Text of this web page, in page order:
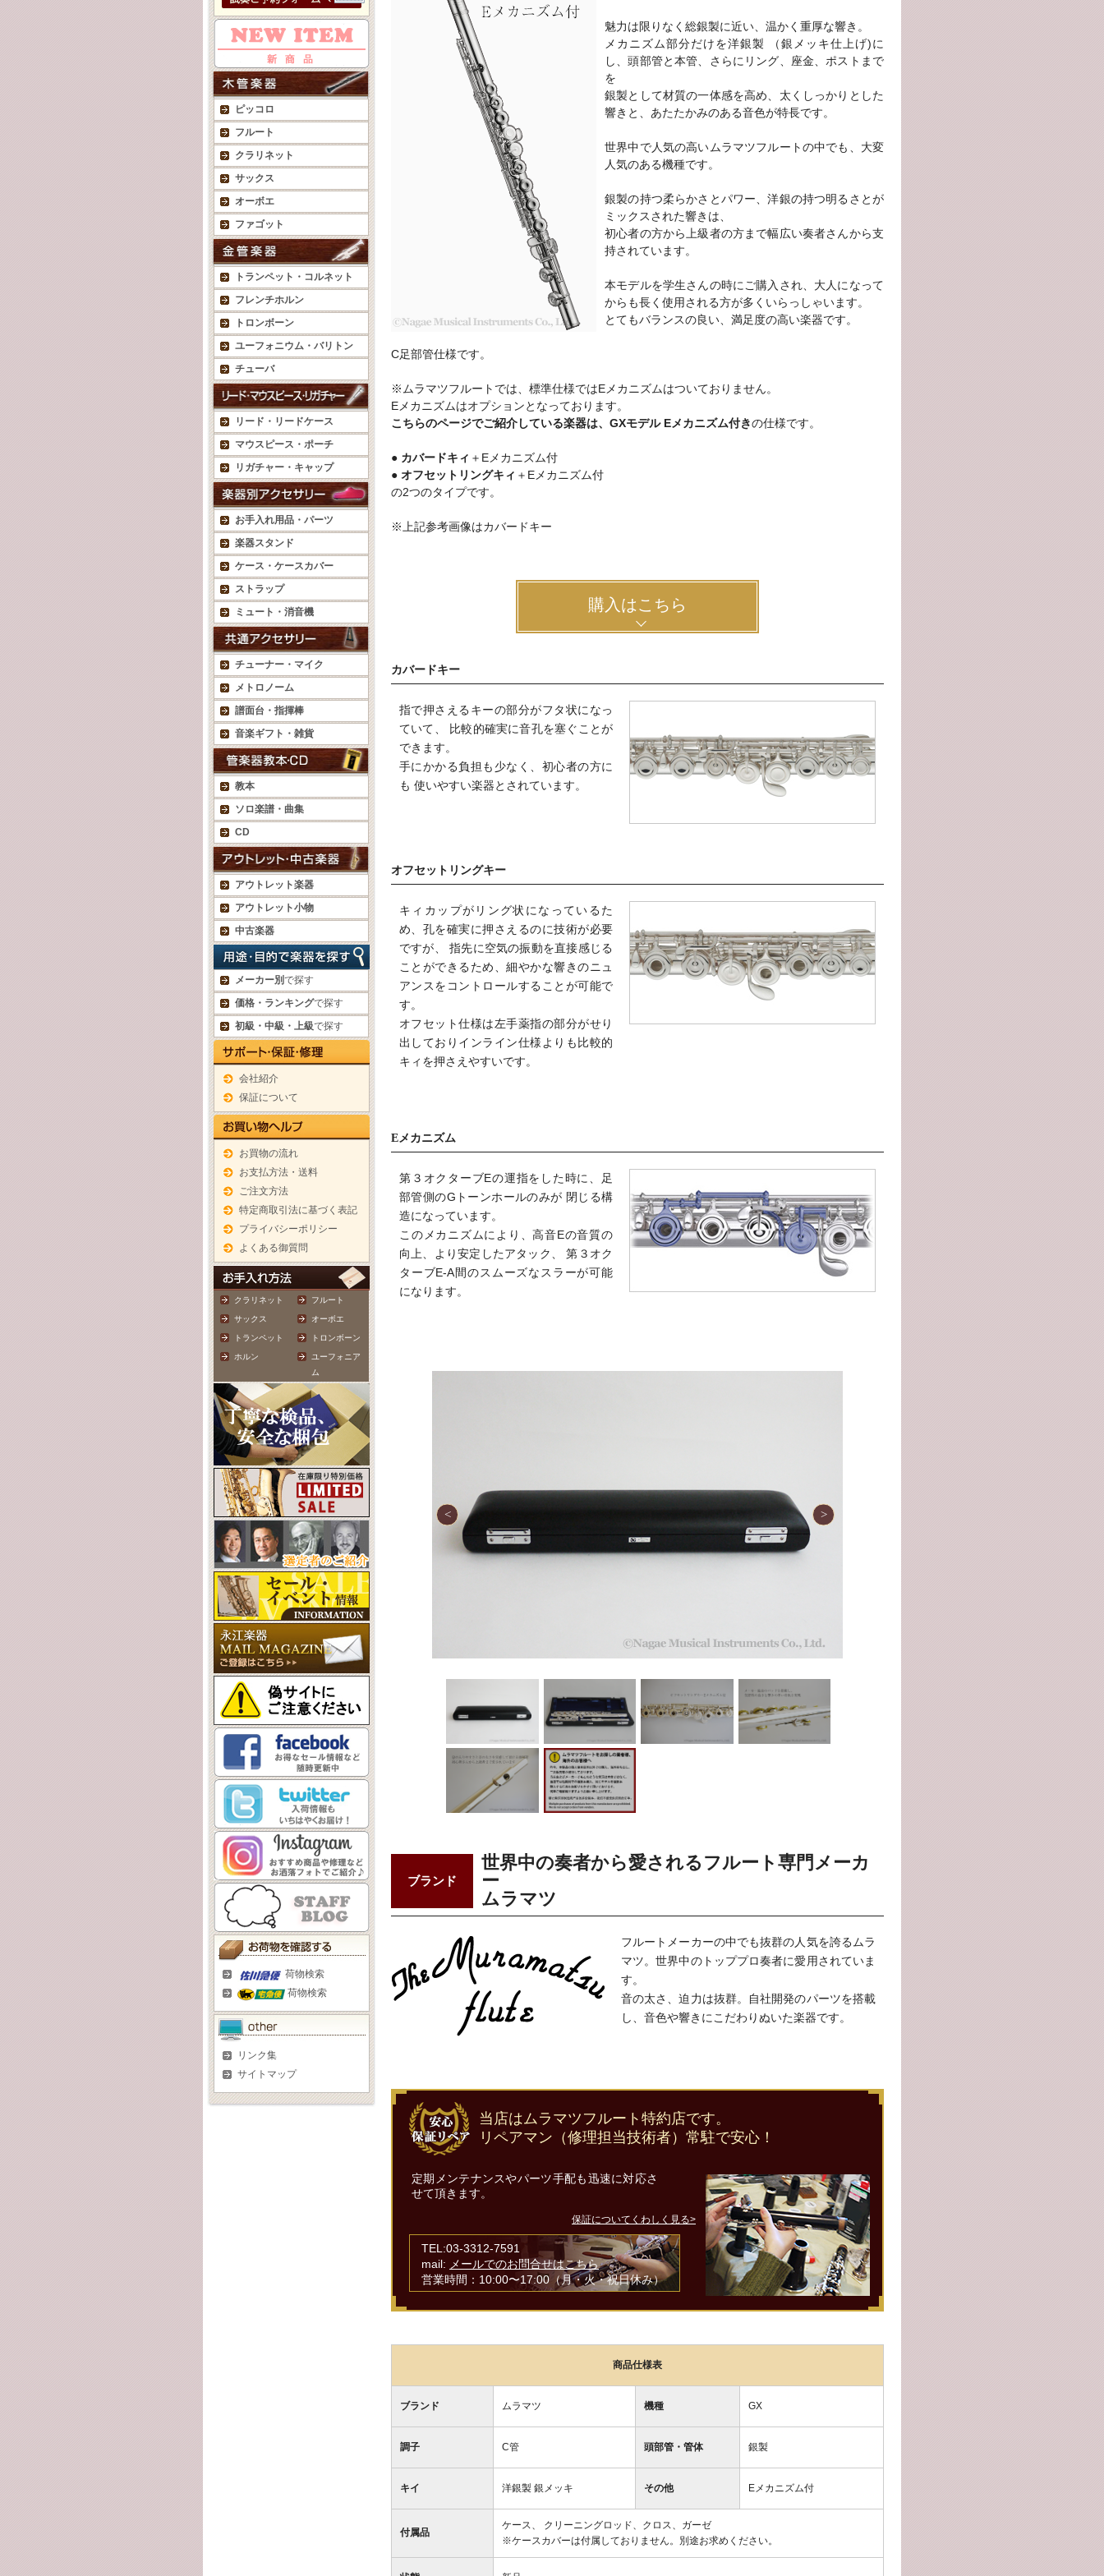
ピッコロ
フルート
クラリネット
サックス
オーボエ
ファゴット
トランペット・コルネット
フレンチホルン
トロンボーン
ユーフォニウム・バリトン
チューバ
リード・リードケース
マウスピース・ポーチ
リガチャー・キャップ
お手入れ用品・パーツ
楽器スタンド
ケース・ケースカバー
ストラップ
ミュート・消音機
チューナー・マイク
メトロノーム
譜面台・指揮棒
音楽ギフト・雑貨
教本
ソロ楽譜・曲集
CD
アウトレット楽器
アウトレット小物
中古楽器
メーカー別で探す
価格・ランキングで探す
初級・中級・上級で探す
会社紹介
保証について
お買物の流れ
お支払方法・送料
ご注文方法
特定商取引法に基づく表記
プライバシーポリシー
よくある御質問
クラリネット フルート
サックス オーボエ
トランペット トロンボーン
ホルン
ユーフォニア
ム
荷物検索
荷物検索
リンク集
サイトマップ
魅力は限りなく総銀製に近い、温かく重厚な響き。
メカニズム部分だけを洋銀製 （銀メッキ仕上げ)に
し、頭部管と本管、さらにリング、座金、ポストまで
を
銀製として材質の一体感を高め、太くしっかりとした
響きと、あたたかみのある音色が特長です。
世界中で人気の高いムラマツフルートの中でも、大変
人気のある機種です。
銀製の持つ柔らかさとパワー、洋銀の持つ明るさとが
ミックスされた響きは、
初心者の方から上級者の方まで幅広い奏者さんから支
持されています。
本モデルを学生さんの時にご購入され、大人になって
からも長く使用される方が多くいらっしゃいます。
とてもバランスの良い、満足度の高い楽器です。
C足部管仕様です。
※ムラマツフルートでは、標準仕様ではEメカニズムはついておりません。
Eメカニズムはオプションとなっております。
こちらのページでご紹介している楽器は、GXモデル Eメカニズム付きの仕様です。
● カバードキィ ＋Eメカニズム付
● オフセットリングキィ ＋Eメカニズム付
の2つのタイプです。
※上記参考画像はカバードキー
購入はこちら
カバードキー
指で押さえるキーの部分がフタ状になっ
ていて、 比較的確実に音孔を塞ぐことが
できます。
手にかかる負担も少なく、初心者の方に
も 使いやすい楽器とされています。
オフセットリングキー
キィカップがリング状になっているた
め、孔を確実に押さえるのに技術が必要
ですが、 指先に空気の振動を直接感じる
ことができるため、細やかな響きのニュ
アンスをコントロールすることが可能で
す。
オフセット仕様は左手薬指の部分がせり
出しておりインライン仕様よりも比較的
キィを押さえやすいです。
Eメカニズム
第３オクターブEの運指をした時に、足
部管側のGトーンホールのみが 閉じる構
造になっています。
このメカニズムにより、高音Eの音質の
向上、より安定したアタック、 第３オク
ターブE-A間のスムーズなスラーが可能
になります。
ブランド
世界中の奏者から愛されるフルート専門メーカ
ー
ムラマツ
フルートメーカーの中でも抜群の人気を誇るムラ
マツ。世界中のトッププロ奏者に愛用されていま
す。
音の太さ、迫力は抜群。自社開発のパーツを搭載
し、音色や響きにこだわりぬいた楽器です。
当店はムラマツフルート特約店です。
リペアマン（修理担当技術者）常駐で安心！
定期メンテナンスやパーツ手配も迅速に対応さ
せて頂きます。
保証についてくわしく見る>
TEL:03-3312-7591
mail: メールでのお問合せはこちら
営業時間：10:00〜17:00（月・火・祝日休み）
商品仕様表
ブランド ムラマツ 機種 GX
調子 C管 頭部管・管体 銀製
キイ 洋銀製 銀メッキ その他 Eメカニズム付
付属品
ケース、 クリーニングロッド、クロス、ガーゼ
※ケースカバーは付属しておりません。別途お求めください。